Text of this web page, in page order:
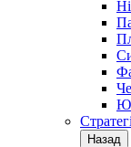
Назад